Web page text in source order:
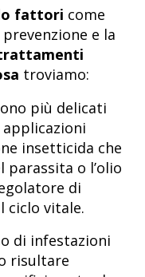
fattori come
e la
troviamo:
più delicati
insetticida che
parassita o l’olio
di
ciclo vitale.
di infestazioni
risultare